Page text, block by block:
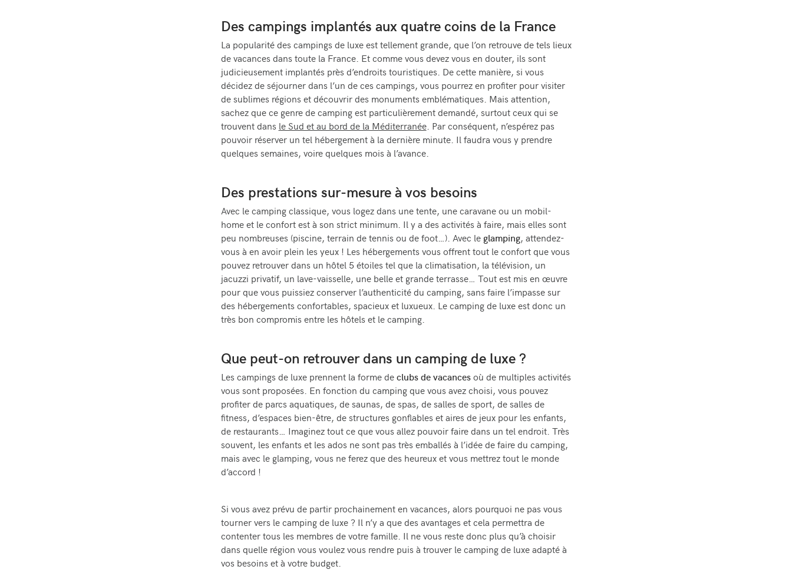
Des campings implantés aux quatre coins de la France
La popularité des campings de luxe est tellement grande, que l’on retrouve de tels lieux
de vacances dans toute la France. Et comme vous devez vous en douter, ils sont
judicieusement implantés près d’endroits touristiques. De cette manière, si vous
décidez de séjourner dans l’un de ces campings, vous pourrez en profiter pour visiter
de sublimes régions et découvrir des monuments emblématiques. Mais attention,
sachez que ce genre de camping est particulièrement demandé, surtout ceux qui se
trouvent dans le Sud et au bord de la Méditerranée. Par conséquent, n’espérez pas
pouvoir réserver un tel hébergement à la dernière minute. Il faudra vous y prendre
quelques semaines, voire quelques mois à l’avance.
Des prestations sur-mesure à vos besoins
Avec le camping classique, vous logez dans une tente, une caravane ou un mobil-
home et le confort est à son strict minimum. Il y a des activités à faire, mais elles sont
peu nombreuses (piscine, terrain de tennis ou de foot…). Avec le glamping, attendez-
vous à en avoir plein les yeux ! Les hébergements vous offrent tout le confort que vous
pouvez retrouver dans un hôtel 5 étoiles tel que la climatisation, la télévision, un
jacuzzi privatif, un lave-vaisselle, une belle et grande terrasse… Tout est mis en œuvre
pour que vous puissiez conserver l’authenticité du camping, sans faire l’impasse sur
des hébergements confortables, spacieux et luxueux. Le camping de luxe est donc un
très bon compromis entre les hôtels et le camping.
Que peut-on retrouver dans un camping de luxe ?
Les campings de luxe prennent la forme declubs de vacancesoù de multiples activités
vous sont proposées. En fonction du camping que vous avez choisi, vous pouvez
profiter de parcs aquatiques, de saunas, de spas, de salles de sport, de salles de
fitness, d’espaces bien-être, de structures gonflables et aires de jeux pour les enfants,
de restaurants… Imaginez tout ce que vous allez pouvoir faire dans un tel endroit. Très
souvent, les enfants et les ados ne sont pas très emballés à l’idée de faire du camping,
mais avec le glamping, vous ne ferez que des heureux et vous mettrez tout le monde
d’accord !
Si vous avez prévu de partir prochainement en vacances, alors pourquoi ne pas vous
tourner vers le camping de luxe ? Il n’y a que des avantages et cela permettra de
contenter tous les membres de votre famille. Il ne vous reste donc plus qu’à choisir
dans quelle région vous voulez vous rendre puis à trouver le camping de luxe adapté à
vos besoins et à votre budget.